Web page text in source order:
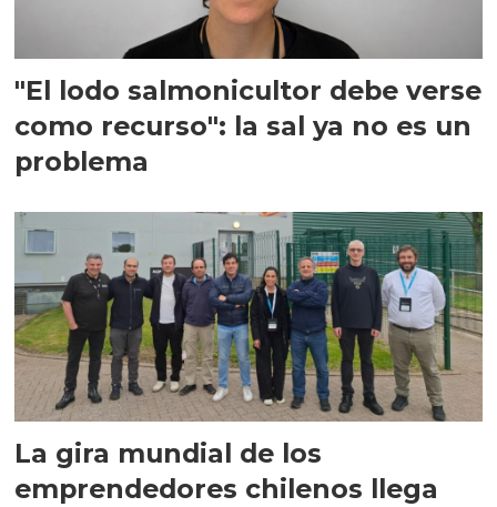
"El lodo salmonicultor debe verse
como recurso": la sal ya no es un
problema
La gira mundial de los
emprendedores chilenos llega